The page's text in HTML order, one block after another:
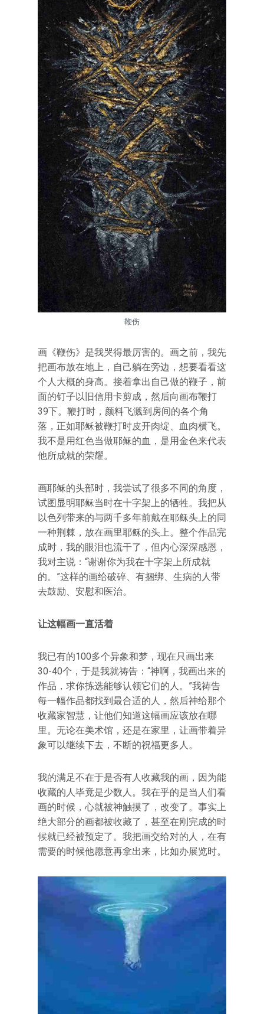
鞭伤
画《鞭伤》是我哭得最厉害的。画之前，我先
把画布放在地上，自己躺在旁边，想要看看这
个人大概的身高。接着拿出自己做的鞭子，前
面的钉子以旧信用卡剪成，然后向画布鞭打
39下。鞭打时，颜料飞溅到房间的各个角
落，正如耶稣被鞭打时皮开肉绽、血肉横飞。
我不是用红色当做耶稣的血，是用金色来代表
他所成就的荣耀。
画耶稣的头部时，我尝试了很多不同的角度，
试图显明耶稣当时在十字架上的牺牲。我把从
以色列带来的与两千多年前戴在耶稣头上的同
一种荆棘，放在画里耶稣的头上。整个作品完
成时，我的眼泪也流干了，但内心深深感恩，
我对主说：“谢谢你为我在十字架上所成就
的。”这样的画给破碎、有捆绑、生病的人带
去鼓励、安慰和医治。
让这幅画一直活着
我已有的100多个异象和梦，现在只画出来
30-40个，于是我就祷告：“神啊，我画出来的
作品，求你拣选能够认领它们的人。”我祷告
每一幅作品都找到最合适的人，然后神给那个
收藏家智慧，让他们知道这幅画应该放在哪
里。无论在美术馆，还是在家里，让画带着异
象可以继续下去，不断的祝福更多人。
我的满足不在于是否有人收藏我的画，因为能
收藏的人毕竟是少数人。我在乎的是当人们看
画的时候，心就被神触摸了，改变了。事实上
绝大部分的画都被收藏了，甚至在刚完成的时
候就已经被预定了。我把画交给对的人，在有
需要的时候他愿意再拿出来，比如办展览时。